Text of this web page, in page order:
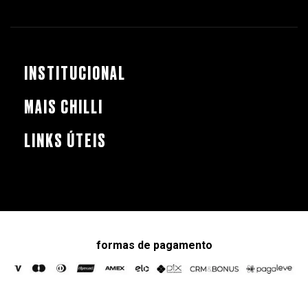
INSTITUCIONAL
MAIS CHILLI
LINKS ÚTEIS
formas de pagamento